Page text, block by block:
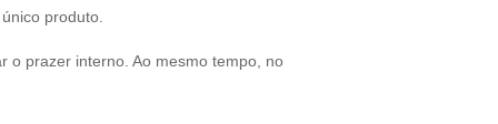
produto.
o prazer interno. Ao mesmo tempo, no